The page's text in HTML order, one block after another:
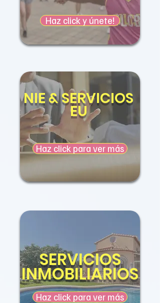
Haz click y únete!
NIE &SERVICIOS
EU
Haz click para ver más
SERVICIOS
INMOBILIARIOS
Haz click para ver más